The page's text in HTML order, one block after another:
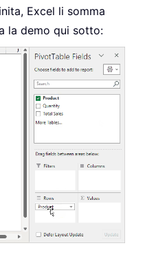
Excel li somma
la demo qui sotto: